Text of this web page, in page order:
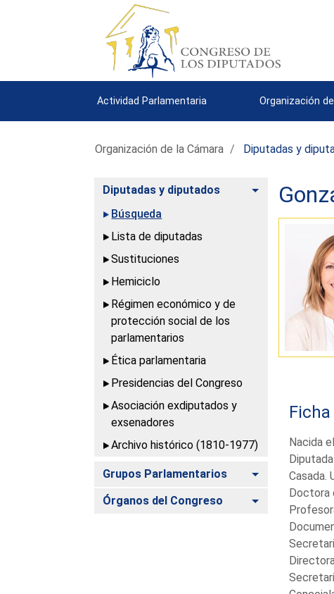
Actividad Parlamentaria Organización
Organización de la Cámara Diputadas y
Diputadas y diputados
Alternar
Búsqueda
Lista de diputadas
Sustituciones
Hemiciclo
Régimen económico y de
protección social de los
parlamentarios
Ética parlamentaria
Presidencias del Congreso
Asociación exdiputados y
exsenadores
Archivo histórico (1810-1977)
Grupos Parlamentarios Alternar
Órganos del Congreso Alternar
Nacida
Casada.
Doctora